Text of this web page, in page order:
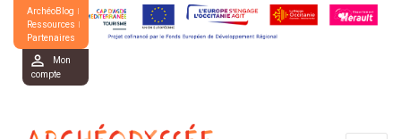
ArchéoBlog
Ressources
Partenaires
Mon
compte